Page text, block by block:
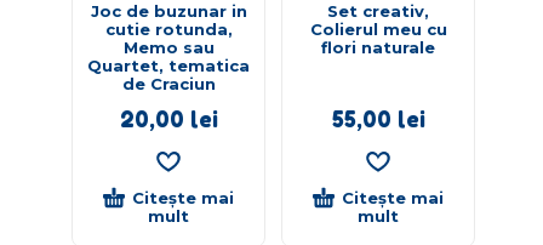
Joc de buzunar in
cutie rotunda,
Memo sau
Quartet, tematica
de Craciun
20,00 lei
Citește mai
mult
Set creativ,
Colierul meu cu
flori naturale
55,00 lei
Citește mai
mult